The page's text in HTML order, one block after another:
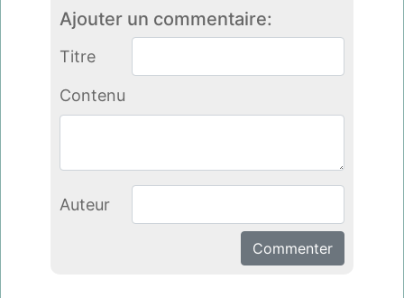
Ajouter un commentaire:
Titre
Contenu
Auteur
Commenter